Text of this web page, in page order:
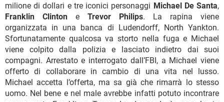
milione di dollari e tre iconici personaggi Michael De Santa,
Franklin Clinton e Trevor Philips. La rapina viene
organizzata in una banca di Ludendorff, North Yankton.
Sfortunatamente qualcosa va storto nella fuga e Michael
viene colpito dalla polizia e lasciato indietro dai suoi
compagni. Arrestato e interrogato dall’FBI, a Michael viene
offerto di collaborare in cambio di una vita nel lusso.
Michael accetta l’offerta, ma sa già che rimarrà lo stesso
uomo. Nel bene e nel male avrebbe infatti potuto incontrare